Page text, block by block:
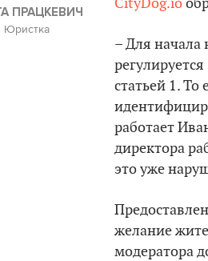
ПРАЦКЕВИЧ
Юристка
– Для начала
статьей 1.
работает
директора
это уже
желание
модератора